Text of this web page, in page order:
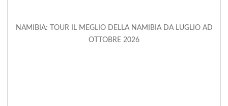
NAMIBIA: TOUR IL MEGLIO DELLA NAMIBIA DA LUGLIO AD
OTTOBRE 2026